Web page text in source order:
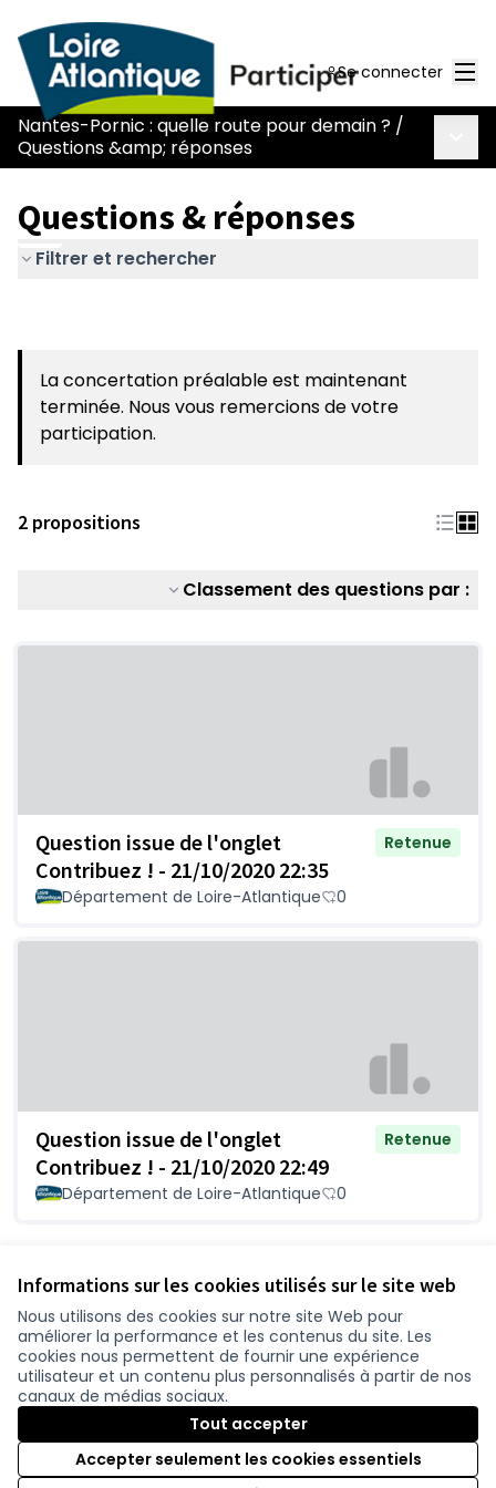
Informations sur les cookies utilisés sur le site web
Nous utilisons des cookies sur notre site Web pour
améliorer la performance et les contenus du site. Les
cookies nous permettent de fournir une expérience
utilisateur et un contenu plus personnalisés à partir de nos
canaux de médias sociaux.
Tout accepter
Accepter seulement les cookies essentiels
Se connecter
Nantes-Pornic : quelle route pour demain ? /
Questions &amp; réponses
Questions & réponses
Filtrer et rechercher
La concertation préalable est maintenant
terminée. Nous vous remercions de votre
participation.
2 propositions
Classement des questions par :
Question issue de l'onglet
Contribuez ! - 21/10/2020 22:35
Retenue
Département de Loire-Atlantique 0
Question issue de l'onglet
Contribuez ! - 21/10/2020 22:49
Retenue
Département de Loire-Atlantique 0
Conditions d'utilisation
Paramètres des cookies
participer.loire-atlantique.fr sur Facebook
(Nouvelle fenêtre)
participer.loire-atlantique.fr sur Instagram
(Nouvelle fenêtre)
participer.loire-atlantique.fr sur YouTube
(Nouvelle fenêtre)
Licence
(Nouvelle